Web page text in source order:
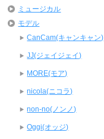
ミュージカル
モデル
CanCam(キャンキャン)
JJ(ジェイジェイ)
MORE(モア)
nicola(ニコラ)
non-no(ノンノ)
Oggi(オッジ)